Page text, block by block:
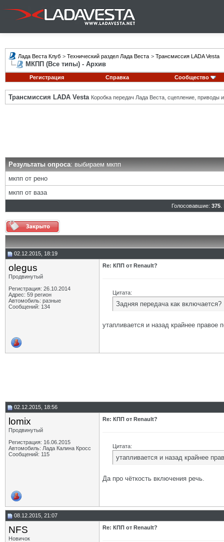
Лада Веста Клуб > Технический раздел Лада Веста > Трансмиссия LADA Vesta
МКПП (Все типы) - Архив
Регистрация Справка Сообщество
Трансмиссия LADA Vesta Коробка передач Лада Веста, сцепление, приводы и
Результаты опроса: выбираем мкпп
мкпп от рено
мкпп от ваза
Голосовавшие: 375.
02.12.2015, 18:19
olegus
Продвинутый
Регистрация: 26.10.2014
Адрес: 59 регион
Автомобиль: разные
Сообщений: 134
Re: КПП от Renault?
Цитата:
Задняя передача как включается?
утапливается и назад крайнее правое
02.12.2015, 18:56
lomix
Продвинутый
Регистрация: 16.06.2015
Автомобиль: Лада Калина Кросс
Сообщений: 115
Re: КПП от Renault?
Цитата:
утапливается и назад крайнее
Да про чёткость включения речь.
08.12.2015, 21:07
NFS
Новичок
Re: КПП от Renault?